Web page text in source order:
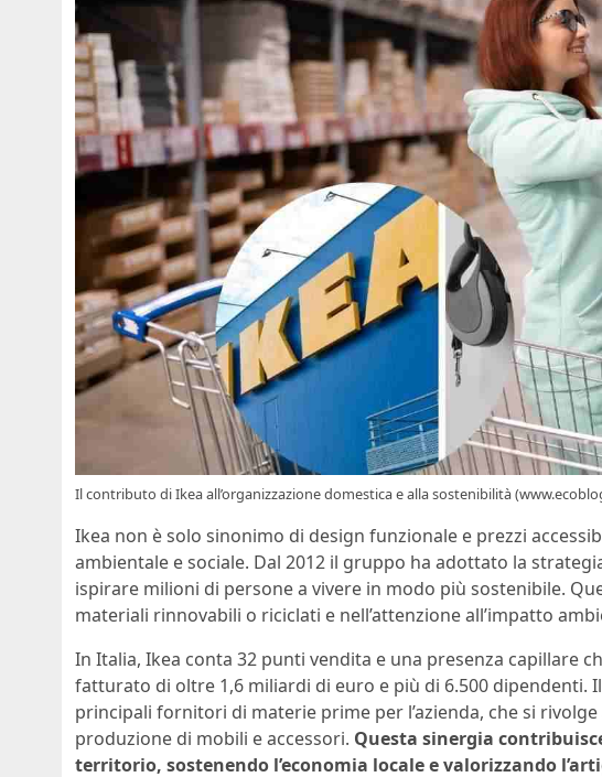
Il contributo di Ikea all’organizzazione domestica e alla sostenibilità
Ikea non è solo sinonimo di design funzionale e prezzi
ambientale e sociale. Dal 2012 il gruppo ha adottato la
ispirare milioni di persone a vivere in modo più sostenibile.
materiali rinnovabili o riciclati e nell’attenzione all’impatto
In Italia, Ikea conta 32 punti vendita e una presenza capillare
fatturato di oltre 1,6 miliardi di euro e più di 6.500 dipendenti.
principali fornitori di materie prime per l’azienda, che si
produzione di mobili e accessori. Questa sinergia
territorio, sostenendo l’economia locale e valorizzando